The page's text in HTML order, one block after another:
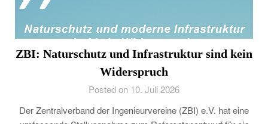
ZBI: Naturschutz und Infrastruktur sind kein
Widerspruch
Posted on 10. Juli 2026
Der Zentralverband der Ingenieurvereine (ZBI) e.V. hat eine